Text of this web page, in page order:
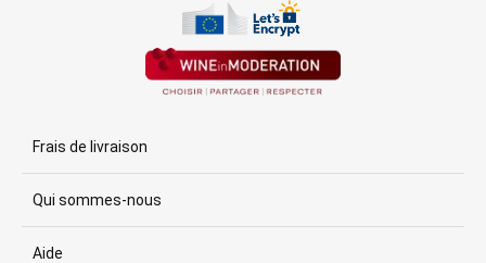
Frais de livraison
Qui sommes-nous
Aide